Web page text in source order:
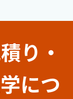
り・
につ